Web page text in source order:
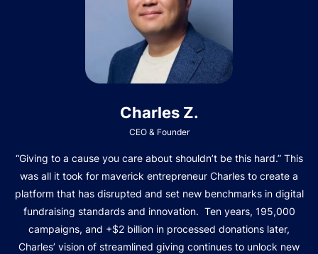
Charles Z.
CEO & Founder
“Giving to a cause you care about shouldn’t be this hard.” This
was all it took for maverick entrepreneur Charles to create a
platform that has disrupted and set new benchmarks in digital
fundraising standards and innovation. Ten years, 195,000
campaigns, and +$2 billion in processed donations later,
Charles’ vision of streamlined giving continues to unlock new